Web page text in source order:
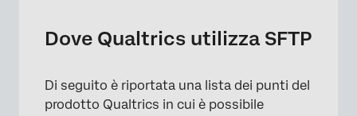
Dove Qualtrics utilizza SFTP
Di seguito è riportata una lista dei punti del
prodotto Qualtrics in cui è possibile